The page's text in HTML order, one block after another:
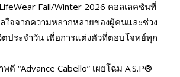
Fall/Winter 2026 คอลเลคชันที่
ใจจากความหลากหลายของผู้คนและช่วง
ตประจำวัน เพื่อการแต่งตัวที่ตอบโจทย์ทุก
ดี “Advance Cabello” เผยโฉม A.S.P®